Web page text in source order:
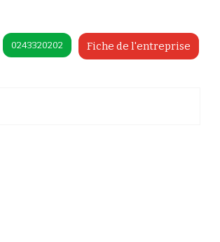
Fiche de l'entreprise
0243320202